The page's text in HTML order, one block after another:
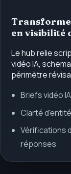
en visibilité
Le hub relie
vidéo IA,
périmètre
Briefs vidéo IA
Clarté
Vérifications
réponses